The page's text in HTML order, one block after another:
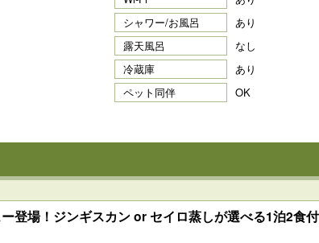
シャワー/お風呂
あり
露天風呂
なし
冷蔵庫
あり
ペット同伴 OK
場！ジンギスカン or セイロ蒸しが選べる1泊2食